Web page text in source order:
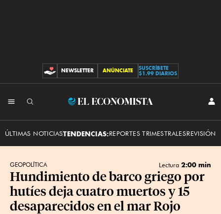
CONTRIBUCIONES
NEWSLETTER ANÚNCIATE
SUSCRÍBETE
$1.99 DIARIOS
El
ÚLTIMAS NOTICIASTENDENCIAS:REPORTES TRIMESTRALESREVISIÓN
GEOPOLÍTICA Lectura 2:00 min
Hundimiento de barco griego por
hutíes deja cuatro muertos y 15
desaparecidos en el mar Rojo